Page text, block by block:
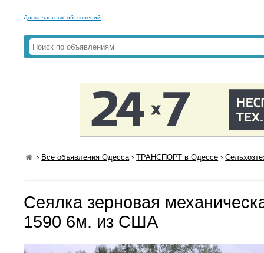
Доска частных объявлений
› Все объявления Одесса›ТРАНСПОРТ в Одессе ›
Сеялка зерновая
1590 6м. из США